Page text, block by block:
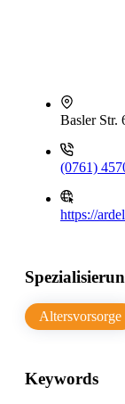
Basler Str.
(0761)
https://
Altersvorsorge
Keywords